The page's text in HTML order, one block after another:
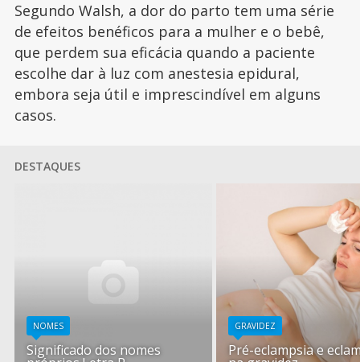
Segundo Walsh, a dor do parto tem uma série
de efeitos benéficos para a mulher e o bebê,
que perdem sua eficácia quando a paciente
escolhe dar à luz com anestesia epidural,
embora seja útil e imprescindível em alguns
casos.
DESTAQUES
NOMES
Significado dos nomes
GRAVIDEZ
Pré-eclampsia e